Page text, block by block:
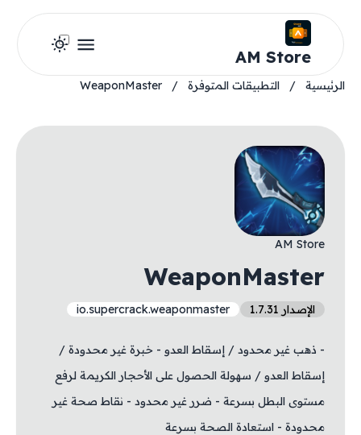
AM Store
الرئيسية / التطبيقات المتوفرة /
WeaponMaster
AM Store
WeaponMaster
الإصدار 1.7.31 io.supercrack.weaponmaster
- ذهب غير محدود / إسقاط العدو - خبرة غير محدودة /
إسقاط العدو / سهولة الحصول على الأحجار الكريمة لرفع
مستوى البطل بسرعة - ضرر غير محدود - نقاط صحة غير
محدودة - استعادة الصحة بسرعة